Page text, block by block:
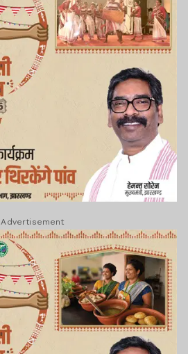
Advertisement